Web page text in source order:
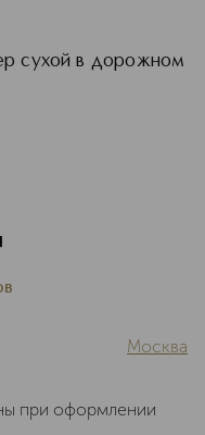
сухой в дорожном
Москва
при оформлении